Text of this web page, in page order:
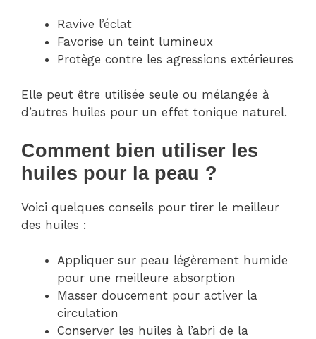
Ravive l’éclat
Favorise un teint lumineux
Protège contre les agressions extérieures
Elle peut être utilisée seule ou mélangée à
d’autres huiles pour un effet tonique naturel.
Comment bien utiliser les
huiles pour la peau ?
Voici quelques conseils pour tirer le meilleur
des huiles :
Appliquer sur peau légèrement humide
pour une meilleure absorption
Masser doucement pour activer la
circulation
Conserver les huiles à l’abri de la